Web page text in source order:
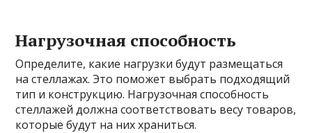
Нагрузочная способность
Определите, какие нагрузки будут размещаться
на стеллажах. Это поможет выбрать подходящий
тип и конструкцию. Нагрузочная способность
стеллажей должна соответствовать весу товаров,
которые будут на них храниться.